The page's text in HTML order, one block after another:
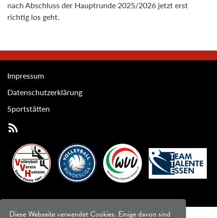
Diese Webseite verwendet Cookies. Einige davon sind
nach Abschluss der Hauptrunde 2025/2026 jetzt erst
richtig los geht.
Impressum
Datenschutzerklärung
Sportstätten